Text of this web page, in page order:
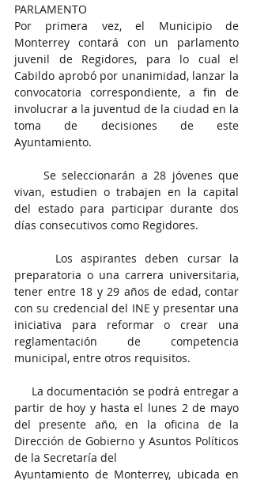
PARLAMENTO
Por primera vez, el Municipio de
Monterrey contará con un parlamento
juvenil de Regidores, para lo cual el
Cabildo aprobó por unanimidad, lanzar la
convocatoria correspondiente, a fin de
involucrar a la juventud de la ciudad en la
toma de decisiones de este
Ayuntamiento.
vivan, estudien o trabajen en la capital
del estado para participar durante dos
días consecutivos como Regidores.
preparatoria o una carrera universitaria,
tener entre 18 y 29 años de edad, contar
con su credencial del INE y presentar una
iniciativa para reformar o crear una
reglamentación de competencia
municipal, entre otros requisitos.
partir de hoy y hasta el lunes 2 de mayo
del presente año, en la oficina de la
Dirección de Gobierno y Asuntos Políticos
de la Secretaría del
Ayuntamiento de Monterrey, ubicada en